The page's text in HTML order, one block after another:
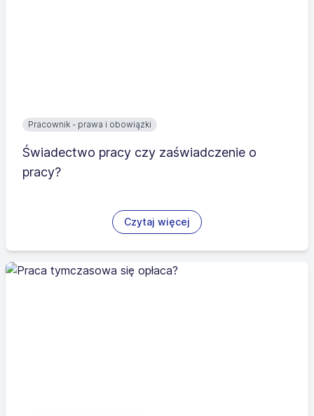
Pracownik - prawa i obowiązki
Świadectwo pracy czy zaświadczenie o
pracy?
Czytaj więcej